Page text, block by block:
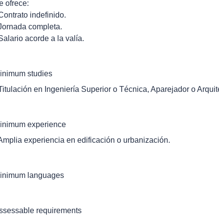
ofrece:
indefinido.
completa.
acorde a la valía.
studies
en Ingeniería Superior o Técnica, Aparejador o
experience
experiencia en edificación o urbanización.
languages
requirements